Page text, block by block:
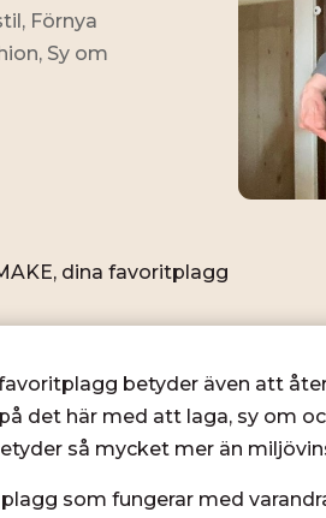
, Förnya
, Sy om
dina favoritplagg
betyder även att
det här med att laga, sy om
så mycket mer än
som fungerar med